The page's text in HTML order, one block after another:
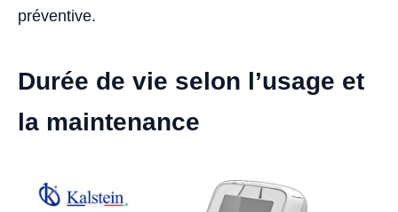
préventive.
Durée de vie selon l’usage et
la maintenance